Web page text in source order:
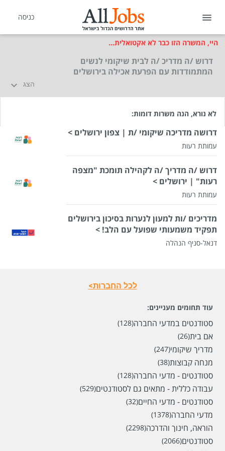
כניסה
היי, המשרה הזו כבר לא אקטואלית...
דרוש /ה מדריכ /ה לבית שיקומי לנשים
המתמודדות עם הפרעת אכילה בירושלים
הצג
שכר
המעסיק לא סיפר לנו
משרה מלאה,
מיקום
מודיעין מכבים רעות,
ציון,
לא נורא, הנה משרות דומות:
דרושה מדריכה שיקומי /ת | צפון ירושלים >
עמותת רעות
דרוש /ה מדריך /ה לקהילה תומכת "מצפה
רעות" | ירושלים >
עמותת רעות
מדריכים /ות למעון לנערות בסיכון בירושלים
תפקיד משמעותי שפועל עם הלב! >
דנאל-סניף הנהלה
לכל החברות>
עוד תחומים מעניינים:
סטודנטים במדעי החברה(128)
אם בית(26)
מדריך שיקומי(247)
מנחה קבוצות(38)
סטודנטים - מדעי החברה(128)
עבודה כללית - מתאים גם לסטודנטים(529)
סטודנטים - מדעי החיים(32)
מדעי החברה(1378)
הוראה, חינוך והדרכה(2298)
סטודנטים(2066)